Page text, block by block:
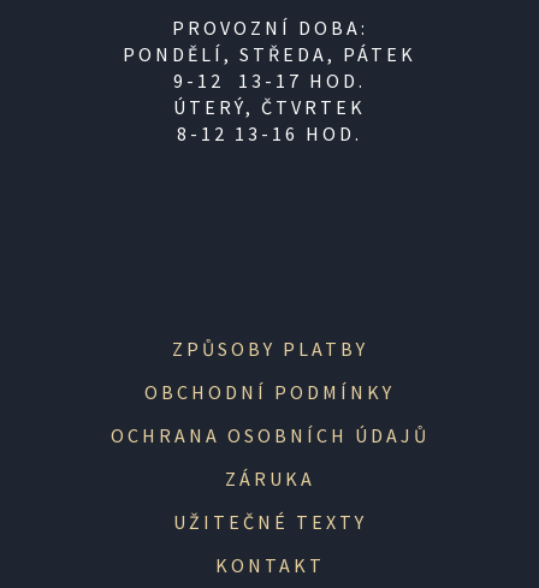
PROVOZNÍ DOBA:
PONDĚLÍ, STŘEDA, PÁTEK
9-12 13-17 HOD.
ÚTERÝ, ČTVRTEK
8-12 13-16 HOD.
ZPŮSOBY PLATBY
OBCHODNÍ PODMÍNKY
OCHRANA OSOBNÍCH ÚDAJŮ
ZÁRUKA
UŽITEČNÉ TEXTY
KONTAKT